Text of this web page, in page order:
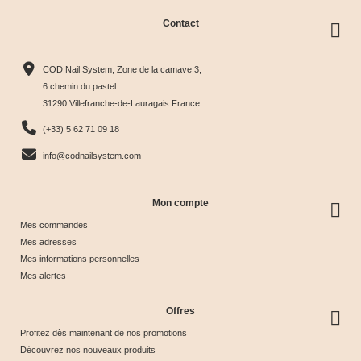
Tips &
nuancier
 
& Tips
Glow &
Collection
Contact
COD Nail System, Zone de la camave 3,
6 chemin du pastel
31290 Villefranche-de-Lauragais France
(+33) 5 62 71 09 18
info@codnailsystem.com
Mon compte
Mes commandes
Mes adresses
Mes informations personnelles
Mes alertes
Offres
Profitez dès maintenant de nos promotions
Découvrez nos nouveaux produits